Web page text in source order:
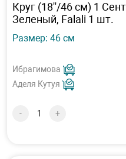
Круг (18''/46 см) 1
Зеленый, Falali 1 шт.
Размер: 46 см
Ибрагимова
Аделя Кутуя
- +